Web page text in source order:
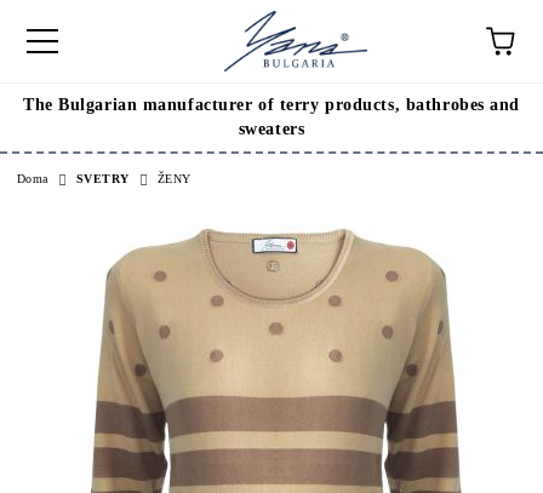
The Bulgarian manufacturer of terry products, bathrobes and
sweaters
Doma SVETRY ŽENY